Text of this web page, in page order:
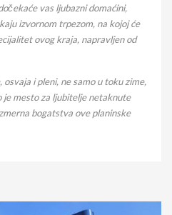
vas ljubazni domaćini,
izvornom trpezom, na kojoj će
ovog kraja, napravljen od
i pleni, ne samo u toku zime,
je mesto za ljubitelje netaknute
bogatstva ove planinske